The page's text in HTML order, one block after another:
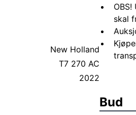
New Holland
T7 270 AC
2022
skal
Bud